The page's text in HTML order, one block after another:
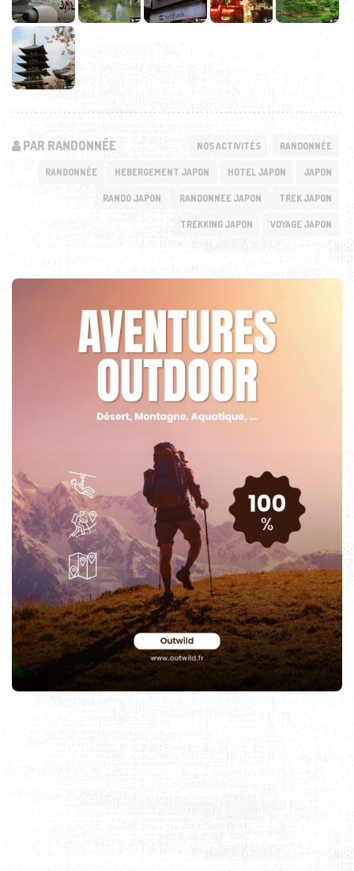
PAR RANDONNÉE NOS ACTIVITÉS RANDONNÉE
RANDONNÉE HEBERGEMENT JAPON HOTEL JAPON JAPON
RANDO JAPON RANDONNEE JAPON TREK JAPON
TREKKING JAPON VOYAGE JAPON